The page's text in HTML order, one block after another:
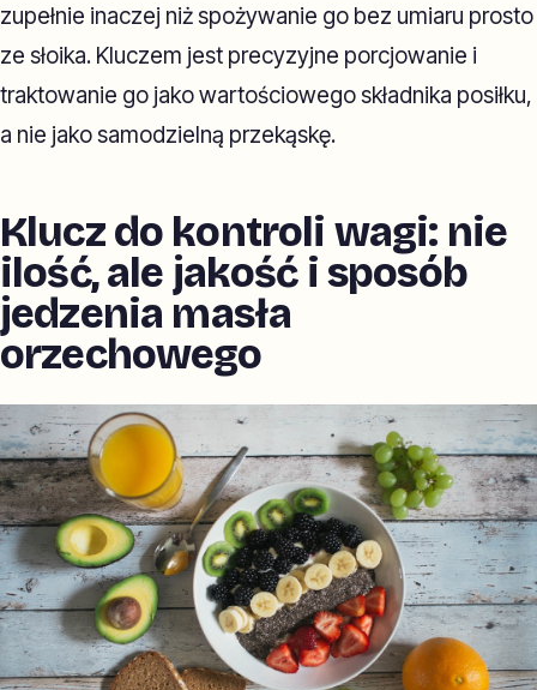
zupełnie inaczej niż spożywanie go bez umiaru prosto
ze słoika. Kluczem jest precyzyjne porcjowanie i
traktowanie go jako wartościowego składnika posiłku,
a nie jako samodzielną przekąskę.
Klucz do kontroli wagi: nie
ilość, ale jakość i sposób
jedzenia masła
orzechowego